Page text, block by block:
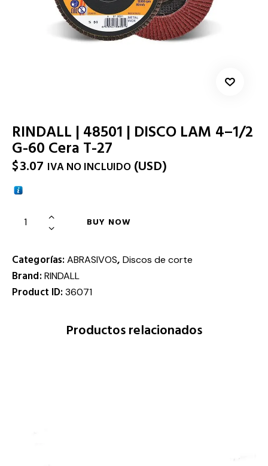
RINDALL | 48501 | DISCO LAM 4–1/2
G-60 Cera T-27
$3.07 IVA NO INCLUIDO (USD)
BUY NOW
Categorías:ABRASIVOS,Discos de corte
Brand: RINDALL
Product ID:36071
Productos relacionados